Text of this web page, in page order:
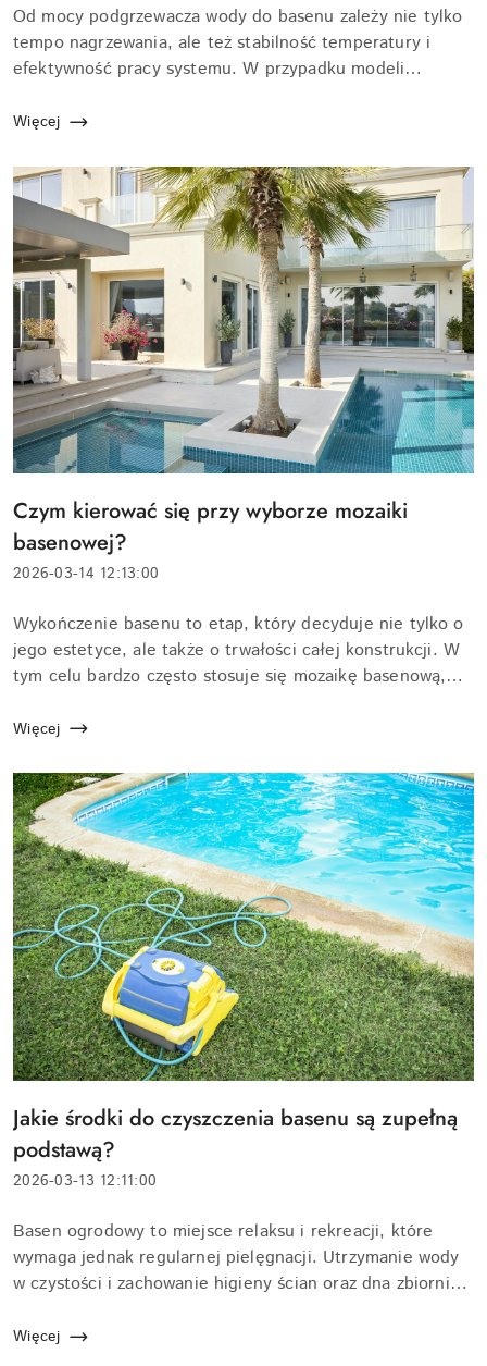
Treść
artykułu:
Od mocy podgrzewacza wody do basenu zależy nie tylko
tempo nagrzewania, ale też stabilność temperatury i
efektywność pracy systemu. W przypadku modeli
parametrów do objętości basenu oraz sposobu jego u...
Więcej
Tytuł
artykułu:
Czym kierować się przy wyborze mozaiki
basenowej?
Data
2026-03-14 12:13:00
Treść
artykułu:
Wykończenie basenu to etap, który decyduje nie tylko o
jego estetyce, ale także o trwałości całej konstrukcji. W
tym celu bardzo często stosuje się mozaikę basenową,
jednocześnie chroni pow...
Więcej
Tytuł
artykułu:
Jakie środki do czyszczenia basenu są zupełną
podstawą?
Data
2026-03-13 12:11:00
Treść
artykułu:
Basen ogrodowy to miejsce relaksu i rekreacji, które
wymaga jednak regularnej pielęgnacji. Utrzymanie wody
w czystości i zachowanie higieny ścian oraz dna zbiornika
bezpieczne i komfortowe. W ...
Więcej